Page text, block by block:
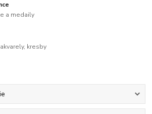
a medaily
kresby